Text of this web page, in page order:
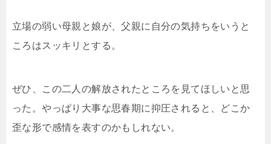
立場の弱い母親と娘が、父親に自分の気持ちをいうと
ころはスッキリとする。
ぜひ、この二人の解放されたところを見てほしいと思
った。やっぱり大事な思春期に抑圧されると、どこか
歪な形で感情を表すのかもしれない。